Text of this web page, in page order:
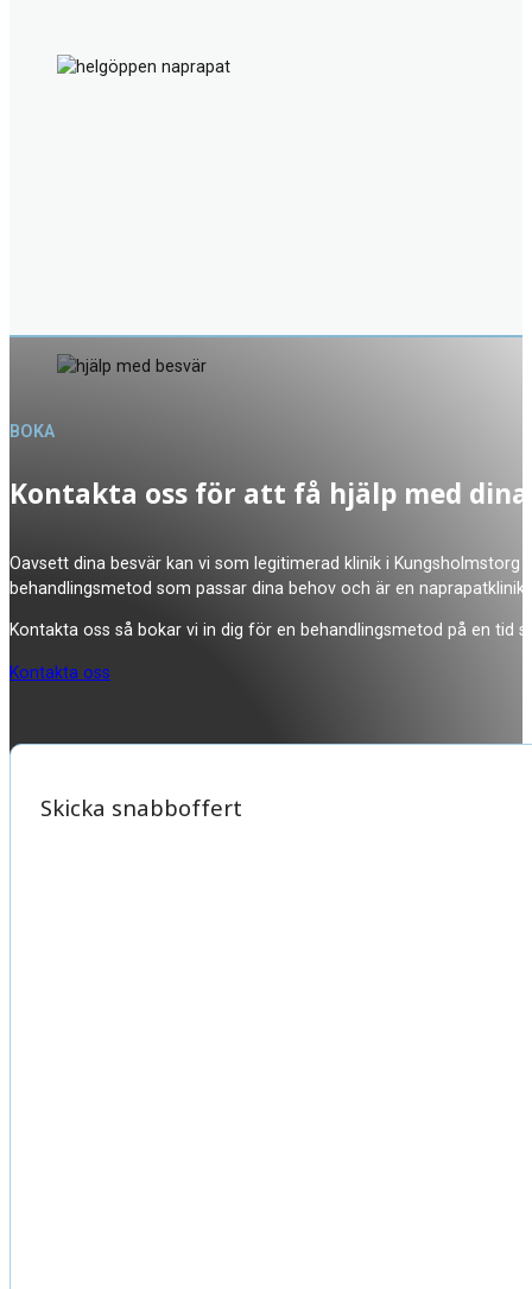
Kontakta oss för att få hjälp med
Oavsett dina besvär kan vi som legitimerad klinik i
behandlingsmetod som passar dina behov och är en
Kontakta oss så bokar vi in dig för en behandlingsmetod på en tid
BOKA
Kontakta oss
Skicka snabboffert